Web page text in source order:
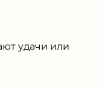
удачи или